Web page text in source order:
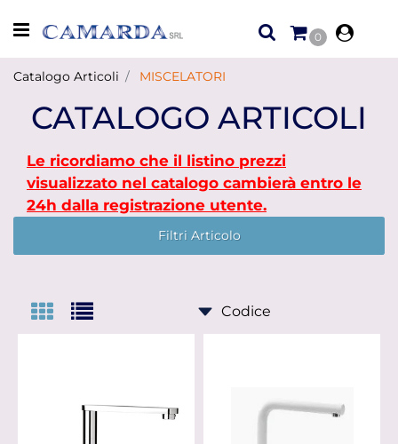
Open menu
0
Catalogo Articoli MISCELATORI
CATALOGO ARTICOLI
Le ricordiamo che il listino prezzi
visualizzato nel catalogo cambierà entro le
24h dalla registrazione utente.
Filtri Articolo